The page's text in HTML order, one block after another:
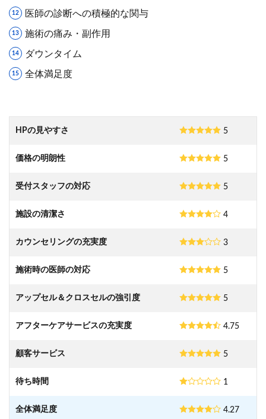
医師の診断への積極的な関与
施術の痛み・副作用
ダウンタイム
全体満足度
HPの見やすさ 5
価格の明朗性 5
受付スタッフの対応 5
施設の清潔さ 4
カウンセリングの充実度 3
施術時の医師の対応 5
アップセル＆クロスセルの強引度 5
アフターケアサービスの充実度 4.75
顧客サービス 5
待ち時間 1
全体満足度 4.27